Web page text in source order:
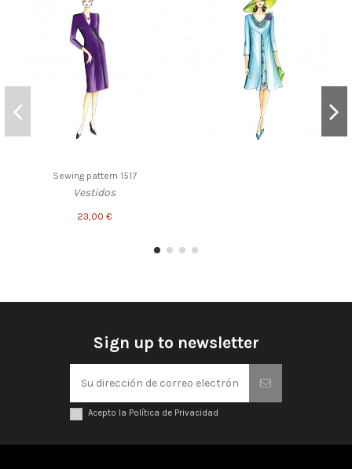
Sewing pattern 1517
Vestidos
23,00 €
Sign up to newsletter
Acepto la Política de Privacidad